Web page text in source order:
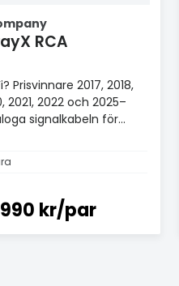
RCA
Prisvinnare 2017, 2018,
2021, 2022 och 2025–
signalkabeln för
990 kr/par